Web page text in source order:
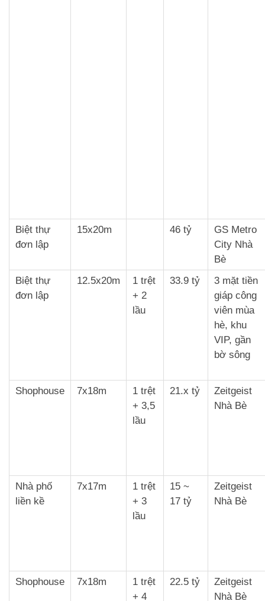
Biệt thự
đơn lập
15x20m 46 tỷ
GS Metro
City Nhà
Bè
Biệt thự
đơn lập
12.5x20m
1 trệt
+ 2
lầu
33.9 tỷ
3 mặt tiền
giáp công
viên mùa
hè, khu
VIP, gần
bờ sông
Shophouse 7x18m
1 trệt
+ 3,5
lầu
21.x tỷ
Zeitgeist
Nhà Bè
Nhà phố
liền kề
7x17m
1 trệt
+ 3
lầu
15 ~
17 tỷ
Zeitgeist
Nhà Bè
Shophouse 7x18m
1 trệt
+ 4
22.5 tỷ
Zeitgeist
Nhà Bè